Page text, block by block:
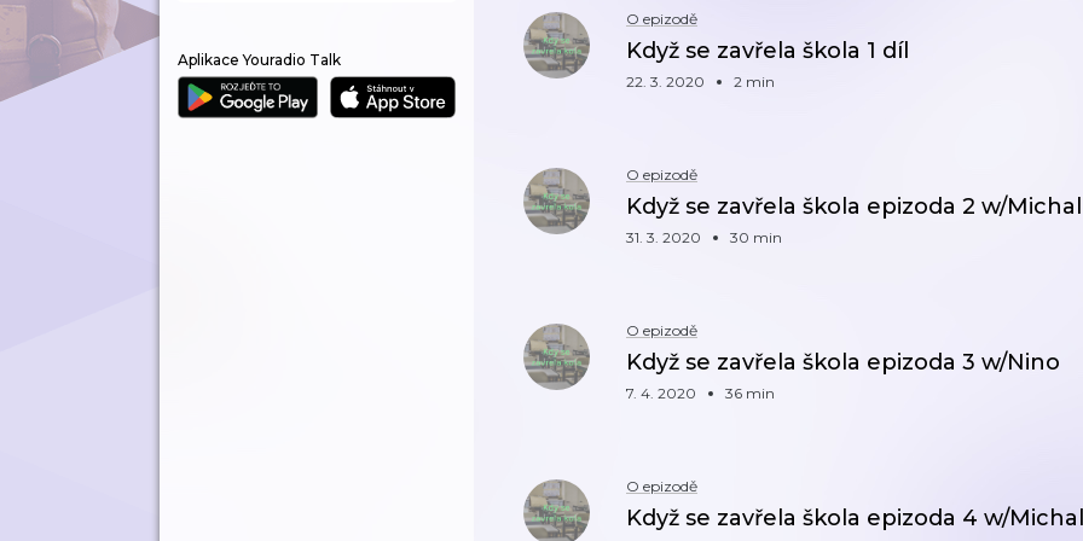
Aplikace Youradio Talk
O epizodě
Když se zavřela škola 1 díl
22. 3. 2020 2 min
O epizodě
Když se zavřela škola epizoda 2 w/Michal
31. 3. 2020 30 min
O epizodě
Když se zavřela škola epizoda 3 w/Nino
7. 4. 2020 36 min
O epizodě
Když se zavřela škola epizoda 4 w/Michal